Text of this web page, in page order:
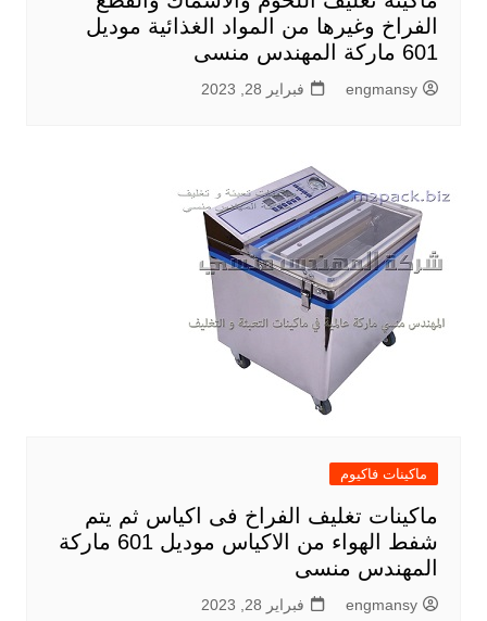
الفراخ وغيرها من المواد الغذائية موديل
601 ماركة المهندس منسى
engmansy فبراير 28, 2023
ماكينات فاكيوم
ماكينات تغليف الفراخ فى اكياس ثم يتم
شفط الهواء من الاكياس موديل 601 ماركة
المهندس منسى
engmansy فبراير 28, 2023